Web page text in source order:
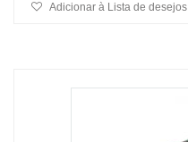
Adicionar à Lista de desejos